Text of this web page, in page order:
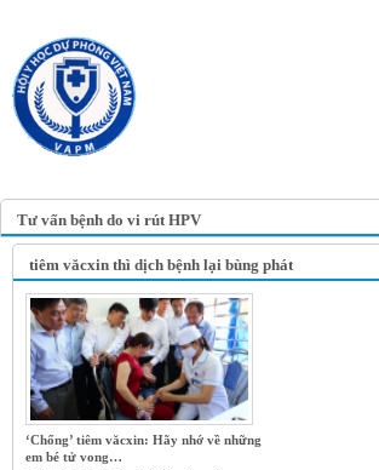
Tư vấn bệnh do vi rút HPV
tiêm văcxin thì dịch bệnh lại bùng phát
‘Chống’ tiêm văcxin: Hãy nhớ về những
em bé tử vong…